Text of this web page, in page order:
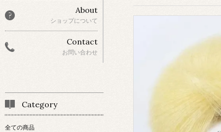
About
ショップについて
Contact
お問い合わせ
Category
全ての商品